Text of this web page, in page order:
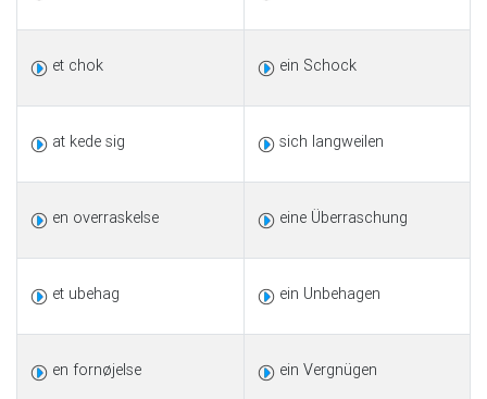
et chok ein Schock
at kede sig sich langweilen
en overraskelse eine Überraschung
et ubehag ein Unbehagen
en fornøjelse ein Vergnügen